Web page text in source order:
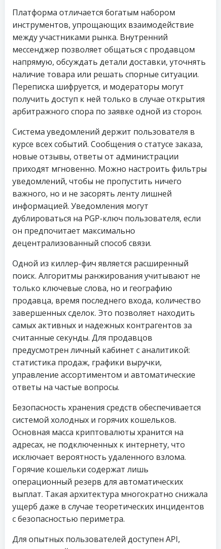
Платформа отличается богатым набором
инструментов, упрощающих взаимодействие
между участниками рынка. Внутренний
мессенджер позволяет общаться с продавцом
напрямую, обсуждать детали доставки, уточнять
наличие товара или решать спорные ситуации.
Переписка шифруется, и модераторы могут
получить доступ к ней только в случае открытия
арбитражного спора по заявке одной из сторон.
Система уведомлений держит пользователя в
курсе всех событий. Сообщения о статусе заказа,
новые отзывы, ответы от администрации
приходят мгновенно. Можно настроить фильтры
уведомлений, чтобы не пропустить ничего
важного, но и не засорять ленту лишней
информацией. Уведомления могут
дублироваться на PGP-ключ пользователя, если
он предпочитает максимально
децентрализованный способ связи.
Одной из киллер-фич является расширенный
поиск. Алгоритмы ранжирования учитывают не
только ключевые слова, но и географию
продавца, время последнего входа, количество
завершенных сделок. Это позволяет находить
самых активных и надежных контрагентов за
считанные секунды. Для продавцов
предусмотрен личный кабинет с аналитикой:
статистика продаж, графики выручки,
управление ассортиментом и автоматические
ответы на частые вопросы.
Безопасность хранения средств обеспечивается
системой холодных и горячих кошельков.
Основная масса криптовалюты хранится на
адресах, не подключенных к интернету, что
исключает вероятность удаленного взлома.
Горячие кошельки содержат лишь
операционный резерв для автоматических
выплат. Такая архитектура многократно снижала
ущерб даже в случае теоретических инцидентов
с безопасностью периметра.
Для опытных пользователей доступен API,